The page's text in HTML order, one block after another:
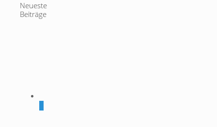
Neueste
Beiträge